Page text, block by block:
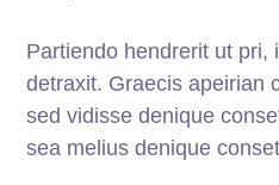
Partiendo hendrerit ut pri,
detraxit. Graecis apeirian
sed vidisse denique
sea melius denique